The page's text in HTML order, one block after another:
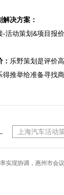
解决方案：
-活动策划&项目报
乐野策划是评价
得推举给准备寻找
上海汽车活动
实现协调，惠州市会